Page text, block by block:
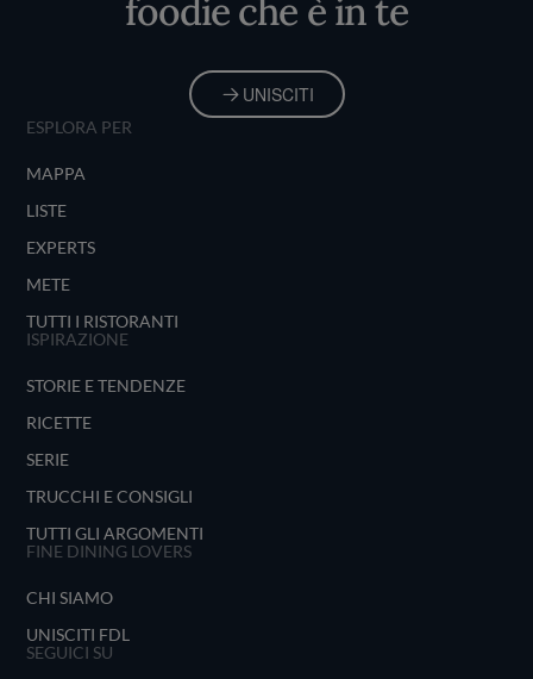
foodie che è in te
UNISCITI
ESPLORA PER
MAPPA
LISTE
EXPERTS
METE
TUTTI I RISTORANTI
ISPIRAZIONE
STORIE E TENDENZE
RICETTE
SERIE
TRUCCHI E CONSIGLI
TUTTI GLI ARGOMENTI
FINE DINING LOVERS
CHI SIAMO
UNISCITI FDL
SEGUICI SU